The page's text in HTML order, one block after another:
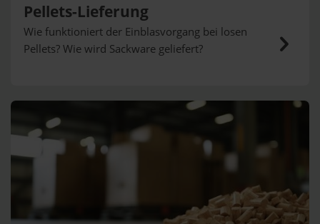
Pellets-Lieferung
Wie funktioniert der Einblasvorgang bei losen
Pellets? Wie wird Sackware geliefert?